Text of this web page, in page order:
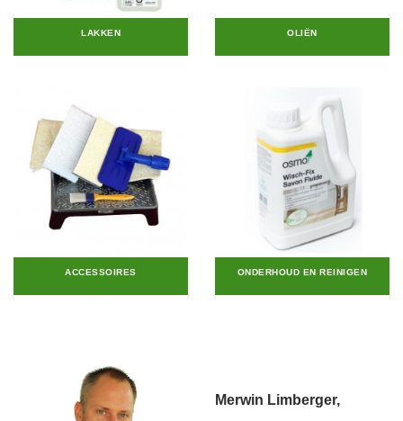
LAKKEN OLIËN
ACCESSOIRES ONDERHOUD EN REINIGEN
Merwin Limberger,